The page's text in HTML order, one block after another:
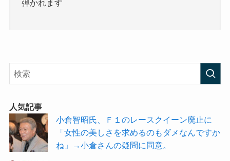
弾かれます
人気記事
小倉智昭氏、Ｆ１のレースクイーン廃止に
「女性の美しさを求めるのもダメなんですか
ね」→小倉さんの疑問に同意。